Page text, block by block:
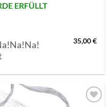
ERFÜLLT
35,00€